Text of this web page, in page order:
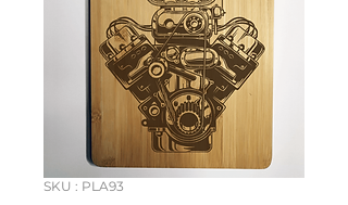
SKU : PLA93